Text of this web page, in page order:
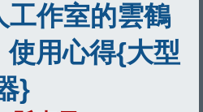
工作室的雲鶴
使用心得{大型
}